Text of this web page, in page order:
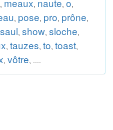
, meaux, naute, o,
, pose, pro, prône,
saul, show, sloche,
, tauzes, to, toast,
, vôtre, ....